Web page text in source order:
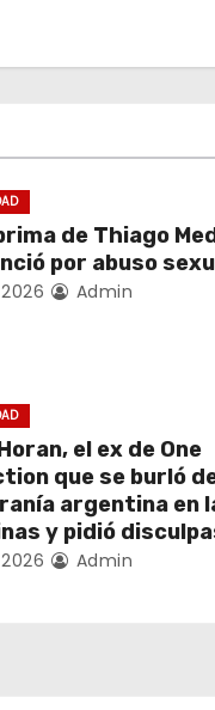
de Thiago
por abuso
Admin
el ex de One
que se burló
argentina en
y pidió
Admin